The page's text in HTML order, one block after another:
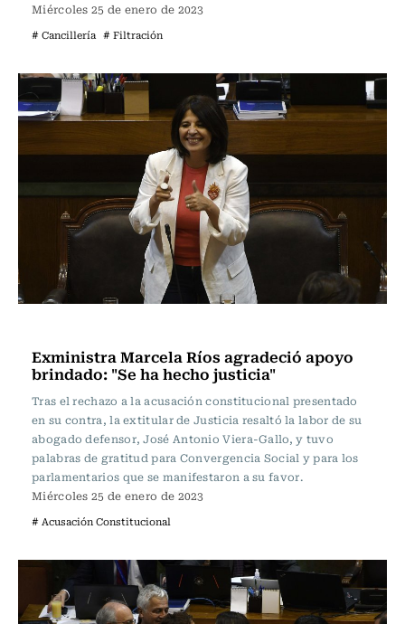
Miércoles 25 de enero de 2023
# Cancillería # Filtración
Exministra Marcela Ríos agradeció apoyo
brindado: "Se ha hecho justicia"
Tras el rechazo a la acusación constitucional presentado
en su contra, la extitular de Justicia resaltó la labor de su
abogado defensor, José Antonio Viera-Gallo, y tuvo
palabras de gratitud para Convergencia Social y para los
parlamentarios que se manifestaron a su favor.
Miércoles 25 de enero de 2023
# Acusación Constitucional